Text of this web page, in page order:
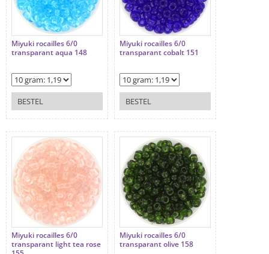
Miyuki rocailles 6/0
transparant aqua 148
BESTEL
Miyuki rocailles 6/0
transparant cobalt 151
BESTEL
Miyuki rocailles 6/0
transparant light tea rose
Miyuki rocailles 6/0
transparant olive 158